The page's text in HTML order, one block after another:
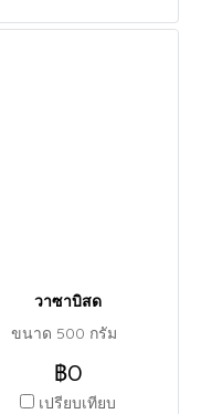
วาซาบิสด
ขนาด 500 กรัม
฿0
เปรียบเทียบ